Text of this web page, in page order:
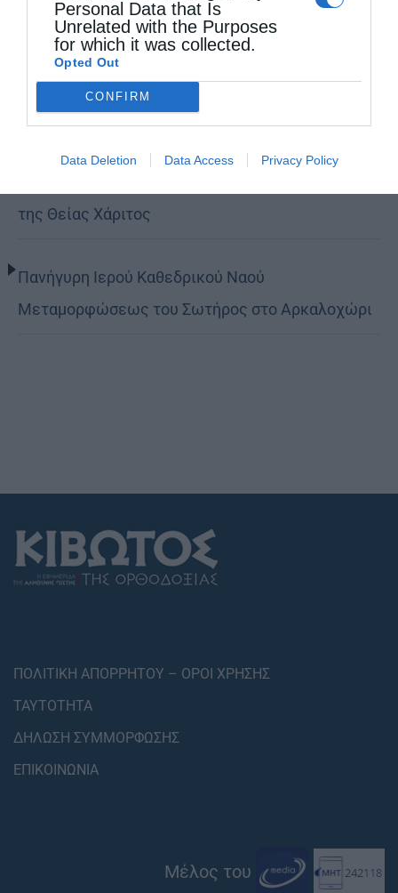
Personal Data that Is
Unrelated with the Purposes
for which it was collected.
Opted Out
CONFIRM
Data Deletion Data Access Privacy Policy
Δημητριάδος Ιγνάτιος: «Ο Χριστός μάς έδειξε το
μέλλον μας» – Με λαμπρότητα εορτάστηκε στον
Βόλο η Μεταμόρφωση
της Θείας Χάριτος
Πανήγυρη Ιερού Καθεδρικού Ναού
Μεταμορφώσεως του Σωτήρος στο Αρκαλοχώρι
ΠΟΛΙΤΙΚΗ ΑΠΟΡΡΗΤΟΥ – ΟΡΟΙ ΧΡΗΣΗΣ
ΤΑΥΤΟΤΗΤΑ
ΔΗΛΩΣΗ ΣΥΜΜΟΡΦΩΣΗΣ
ΕΠΙΚΟΙΝΩΝΙΑ
Μέλος του